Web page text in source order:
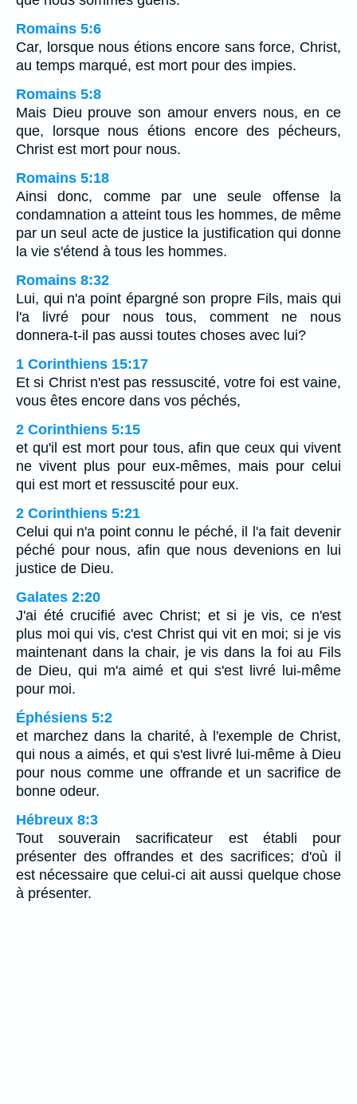
Romains 5:6
Car, lorsque nous étions encore sans force, Christ,
au temps marqué, est mort pour des impies.
Romains 5:8
Mais Dieu prouve son amour envers nous, en ce
que, lorsque nous étions encore des pécheurs,
Christ est mort pour nous.
Romains 5:18
Ainsi donc, comme par une seule offense la
condamnation a atteint tous les hommes, de même
par un seul acte de justice la justification qui donne
la vie s'étend à tous les hommes.
Romains 8:32
Lui, qui n'a point épargné son propre Fils, mais qui
l'a livré pour nous tous, comment ne nous
donnera-t-il pas aussi toutes choses avec lui?
1 Corinthiens 15:17
Et si Christ n'est pas ressuscité, votre foi est vaine,
vous êtes encore dans vos péchés,
2 Corinthiens 5:15
et qu'il est mort pour tous, afin que ceux qui vivent
ne vivent plus pour eux-mêmes, mais pour celui
qui est mort et ressuscité pour eux.
2 Corinthiens 5:21
Celui qui n'a point connu le péché, il l'a fait devenir
péché pour nous, afin que nous devenions en lui
justice de Dieu.
Galates 2:20
J'ai été crucifié avec Christ; et si je vis, ce n'est
plus moi qui vis, c'est Christ qui vit en moi; si je vis
maintenant dans la chair, je vis dans la foi au Fils
de Dieu, qui m'a aimé et qui s'est livré lui-même
pour moi.
Éphésiens 5:2
et marchez dans la charité, à l'exemple de Christ,
qui nous a aimés, et qui s'est livré lui-même à Dieu
pour nous comme une offrande et un sacrifice de
bonne odeur.
Hébreux 8:3
Tout souverain sacrificateur est établi pour
présenter des offrandes et des sacrifices; d'où il
est nécessaire que celui-ci ait aussi quelque chose
à présenter.